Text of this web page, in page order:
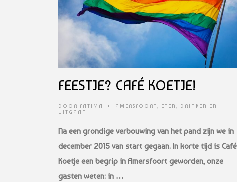
FEESTJE? CAFÉ KOETJE!
DOOR FATIMA • AMERSFOORT
ETEN, DRINKEN EN
UITGAAN
Na een grondige verbouwing van het pand zijn we in
december 2015 van start gegaan. In korte tijd is Café
Koetje een begrip in Amersfoort geworden, onze
gasten weten: in …